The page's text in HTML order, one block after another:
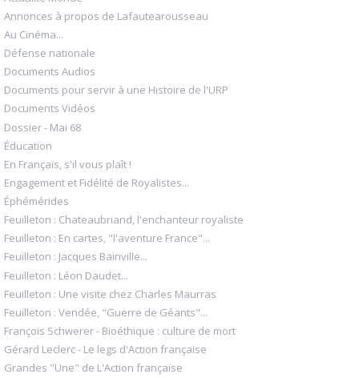
Annonces à propos de Lafautearousseau
Au Cinéma...
Défense nationale
Documents Audios
Documents pour servir à une Histoire de l'URP
Documents Vidéos
Dossier - Mai 68
Éducation
En Français, s'il vous plaît !
Engagement et Fidélité de Royalistes...
Éphémérides
Feuilleton : Chateaubriand, l'enchanteur royaliste
Feuilleton : En cartes, "l'aventure France"...
Feuilleton : Jacques Bainville...
Feuilleton : Léon Daudet...
Feuilleton : Une visite chez Charles Maurras
Feuilleton : Vendée, "Guerre de Géants"...
François Schwerer - Bioéthique : culture de mort
Gérard Leclerc - Le legs d'Action française
Grandes "Une" de L'Action française